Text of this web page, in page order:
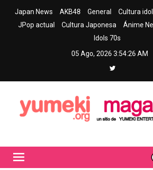
Japan News AKB48 General Cultura idol
JPop actual
Cultura Japonesa Ánime
Idols 70s
05 Ago, 2026 3:54:27 AM